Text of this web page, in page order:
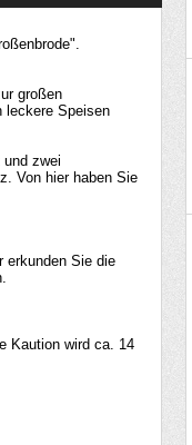
großen
leckere Speisen
zwei
Von hier haben Sie
erkunden Sie die
Kaution wird ca. 14